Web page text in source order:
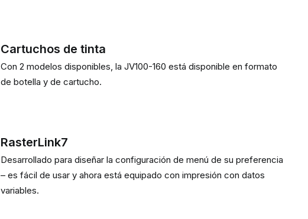
Cartuchos de tinta
Con 2 modelos disponibles, la JV100-160 está disponible en formato
de botella y de cartucho.
RasterLink7
Desarrollado para diseñar la configuración de menú de su preferencia
– es fácil de usar y ahora está equipado con impresión con datos
variables.